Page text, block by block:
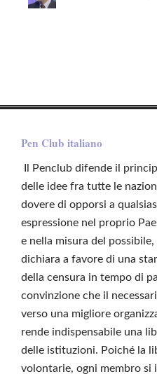
Pen Club italiano
Il Penclub difende il
delle idee fra tutte le
dovere di opporsi a
espressione nel proprio
e nella misura del
dichiara a favore di una
della censura in tempo di
convinzione che il
verso una migliore
rende indispensabile una
delle istituzioni. Poiché la
volontarie, ogni membro si